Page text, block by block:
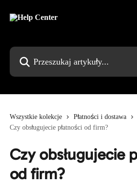
Przeszukaj artykuły...
Wszystkie kolekcje
Płatności i dostawa
Czy obsługujecie płatności od firm?
Czy obsługujecie
od firm?